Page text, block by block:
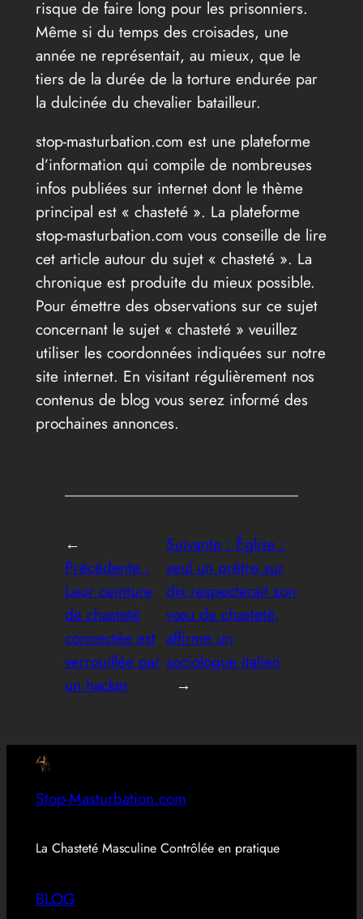
risque de faire long pour les prisonniers.
Même si du temps des croisades, une
année ne représentait, au mieux, que le
tiers de la durée de la torture endurée par
la dulcinée du chevalier batailleur.
stop-masturbation.com est une plateforme
d’information qui compile de nombreuses
infos publiées sur internet dont le thème
principal est « chasteté ». La plateforme
stop-masturbation.com vous conseille de lire
cet article autour du sujet « chasteté ». La
chronique est produite du mieux possible.
Pour émettre des observations sur ce sujet
concernant le sujet « chasteté » veuillez
utiliser les coordonnées indiquées sur notre
site internet. En visitant régulièrement nos
contenus de blog vous serez informé des
prochaines annonces.
←
Précédente :
Leur ceinture
de chasteté
connectée est
verrouillée par
un hacker
Suivante : Église :
seul un prêtre sur
dix respecterait son
vœu de chasteté,
affirme un
sociologue italien
→
Stop-Masturbation.com
La Chasteté Masculine Contrôlée en pratique
BLOG